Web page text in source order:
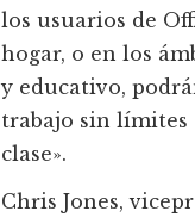
los usuarios de
hogar, o en los
y educativo,
trabajo sin límites
clase».
Chris Jones,